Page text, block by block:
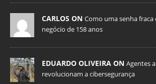
CARLOS ON Como uma senha
negócio de 158 anos
EDUARDO OLIVEIRA ON Agentes
revolucionam a cibersegurança